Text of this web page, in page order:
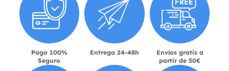
Pago 100%
Seguro
Entrega 24-48h
Envíos gratis a
partir de 50€